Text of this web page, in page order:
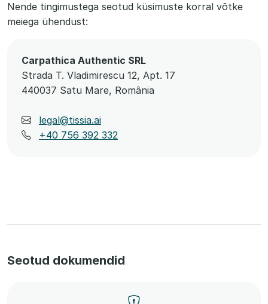
Nende tingimustega seotud küsimuste korral võtke
meiega ühendust:
Carpathica Authentic SRL
Strada T. Vladimirescu 12, Apt. 17
440037 Satu Mare, România
legal@tissia.ai
+40 756 392 332
Seotud dokumendid